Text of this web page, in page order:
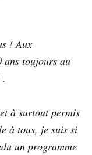
! Aux
ans toujours au
à surtout permis
à tous, je suis si
un programme